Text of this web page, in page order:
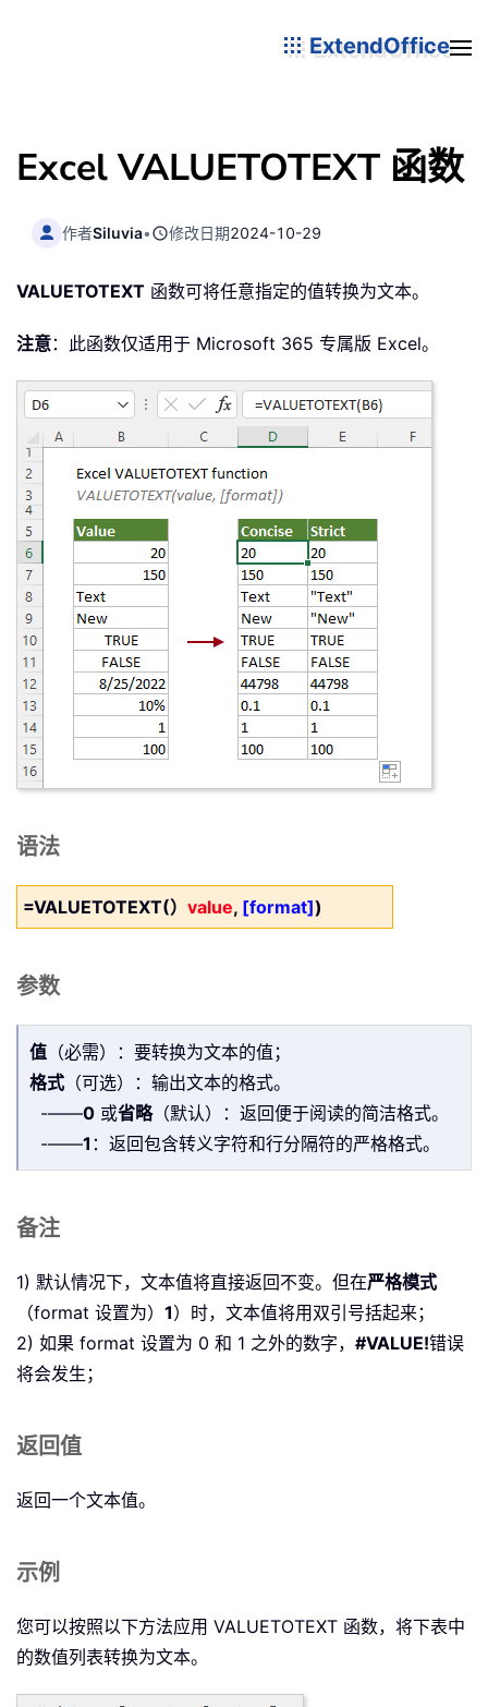
ExtendOffice
Excel VALUETOTEXT 函数
作者Siluvia• 修改日期2024-10-29
VALUETOTEXT 函数可将任意指定的值转换为文本。
注意：此函数仅适用于 Microsoft 365 专属版 Excel。
语法
=VALUETOTEXT(） value, [format])
参数
值 （必需）：要转换为文本的值；
格式 （可选）：输出文本的格式。
-——0 或省略（默认）：返回便于阅读的简洁格式。
-——1 ：返回包含转义字符和行分隔符的严格格式。
备注
1) 默认情况下，文本值将直接返回不变。但在严格模式
（format 设置为） 1）时，文本值将用双引号括起来；
2) 如果 format 设置为 0 和 1 之外的数字， #VALUE!错误
将会发生；
返回值
返回一个文本值。
示例
您可以按照以下方法应用 VALUETOTEXT 函数，将下表中
的数值列表转换为文本。